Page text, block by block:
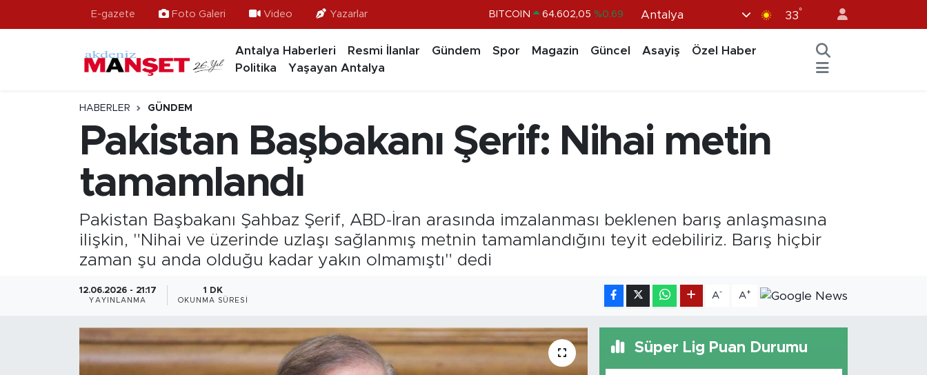
E-gazete Foto Galeri Video Yazarlar BITCOIN 64.602,05 %0.69
BİST100 13.768 %48
Antalya 33°
Antalya Haberleri Resmi İlanlar Gündem Spor Magazin Güncel Asayiş
Özel Haber
Politika
Yaşayan Antalya
HABERLER GÜNDEM
Pakistan Başbakanı Şerif: Nihai metin
tamamlandı
Pakistan Başbakanı Şahbaz Şerif, ABD-İran arasında imzalanması beklenen barış anlaşmasına
ilişkin, "Nihai ve üzerinde uzlaşı sağlanmış metnin tamamlandığını teyit edebiliriz. Barış hiçbir
zaman şu anda olduğu kadar yakın olmamıştı" dedi
12.06.2026 - 21:17
YAYINLANMA
1 DK
OKUNMA SÜRESI
A- A+
Süper Lig Puan Durumu
Ekonomi
Gündem
Kültür- Sanat
Özel Haber
Hava Durumu
Süper Lig Puan Durumu ve Fikstür
Tüm Manşetler
Son Dakika Haberleri
Haber Arşivi